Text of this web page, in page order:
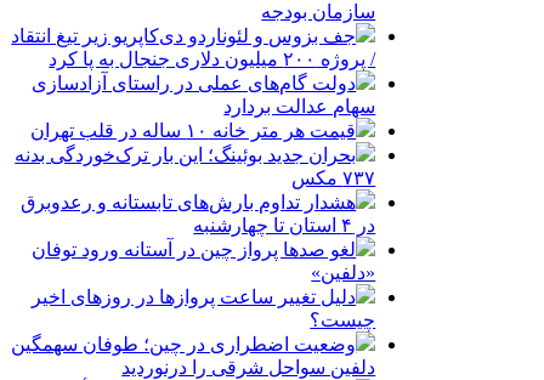
سازمان بودجه
جف بزوس و لئوناردو دی‌کاپریو زیر تیغ انتقاد
/ پروژه ۲۰۰ میلیون دلاری جنجال به پا کرد
دولت گام‌های عملی در راستای آزادسازی
سهام عدالت بردارد
قیمت هر متر خانه ۱۰ ساله در قلب تهران
بحران جدید بوئینگ؛ این بار ترک‌خوردگی بدنه
۷۳۷ مکس
هشدار تداوم بارش‌های تابستانه و رعدوبرق
در ۴ استان تا چهارشنبه
لغو صدها پرواز چین در آستانه ورود توفان
«دلفین»
دلیل تغییر ساعت پروازها در روزهای اخیر
چیست؟
وضعیت اضطراری در چین؛ طوفان سهمگین
دلفین سواحل شرقی را درنوردید